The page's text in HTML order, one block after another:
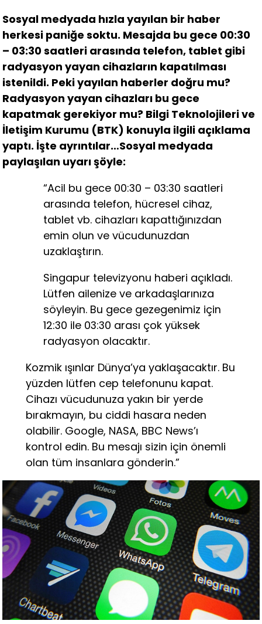
Sosyal medyada hızla yayılan bir haber
herkesi paniğe soktu. Mesajda bu gece 00:30
– 03:30 saatleri arasında telefon, tablet gibi
radyasyon yayan cihazların kapatılması
istenildi. Peki yayılan haberler doğru mu?
Radyasyon yayan cihazları bu gece
kapatmak gerekiyor mu? Bilgi Teknolojileri ve
İletişim Kurumu (BTK) konuyla ilgili açıklama
yaptı. İşte ayrıntılar…Sosyal medyada
paylaşılan uyarı şöyle:
“Acil bu gece 00:30 – 03:30 saatleri
arasında telefon, hücresel cihaz,
tablet vb. cihazları kapattığınızdan
emin olun ve vücudunuzdan
uzaklaştırın.
Singapur televizyonu haberi açıkladı.
Lütfen ailenize ve arkadaşlarınıza
söyleyin. Bu gece gezegenimiz için
12:30 ile 03:30 arası çok yüksek
radyasyon olacaktır.
Kozmik ışınlar Dünya’ya yaklaşacaktır. Bu
yüzden lütfen cep telefonunu kapat.
Cihazı vücudunuza yakın bir yerde
bırakmayın, bu ciddi hasara neden
olabilir. Google, NASA, BBC News’ı
kontrol edin. Bu mesajı sizin için önemli
olan tüm insanlara gönderin.”